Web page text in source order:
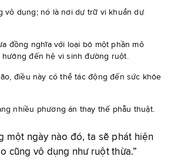
vô dụng; nó là nơi dự trữ vi khuẩn dự
đồng nghĩa với loại bỏ một phần mô
hưởng đến hệ vi sinh đường ruột.
điều này có thể tác động đến sức khỏe
nhiều phương án thay thế phẫu thuật.
một ngày nào đó, ta sẽ phát hiện
cũng vô dụng như ruột thừa.”